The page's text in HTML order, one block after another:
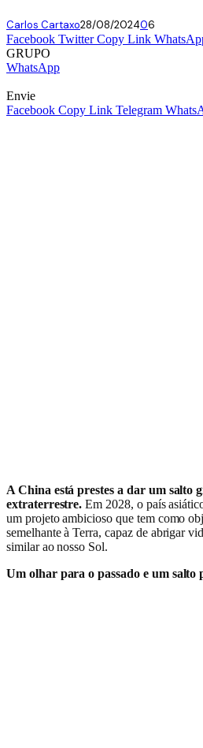
Carlos Cartaxo28/08/202406
Facebook Twitter Copy Link
GRUPO
WhatsApp
Envie
Facebook Copy Link Telegram
A China está prestes a dar um salto
extraterrestre. Em 2028, o país
um projeto ambicioso que tem como
semelhante à Terra, capaz de abrigar
similar ao nosso Sol.
Um olhar para o passado e um salto